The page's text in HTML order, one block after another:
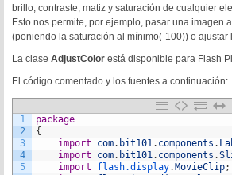
brillo, contraste, matiz y saturación de cualquier
Esto nos permite, por ejemplo, pasar una imagen
(poniendo la saturación al mínimo(-100)) o ajustar
La clase AdjustColor está disponible para Flash
El código comentado y los fuentes a continuación:
1
2
3
4
5
package
{
import
com. bit101. components .
import
com. bit101. components .
import
flash.display. MovieClip;